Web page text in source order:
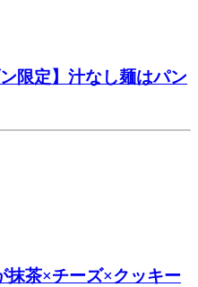
限定】汁なし麺はパン
抹茶×チーズ×クッキー